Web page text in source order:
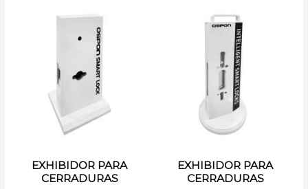
EXHIBIDOR PARA
CERRADURAS
EXHIBIDOR PARA
CERRADURAS